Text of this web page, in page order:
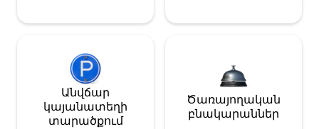
Անվճար
կայանատեղի
տարածքում
Ծառայողական
բնակարաններ